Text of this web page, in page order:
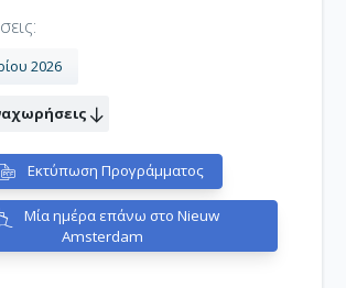
2026
Εκτύπωση Προγράμματος
Μία ημέρα επάνω στο Nieuw
Amsterdam